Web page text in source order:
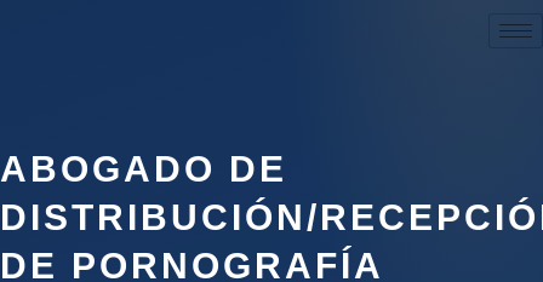
ABOGADO DE
DISTRIBUCIÓN/
DE PORNOGRAFÍA